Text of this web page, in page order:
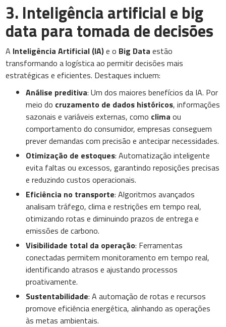
3. Inteligência artificial e big
data para tomada de decisões
A Inteligência Artificial (IA)e o Big Data estão
transformando a logística ao permitir decisões mais
estratégicas e eficientes. Destaques incluem:
Análise preditiva: Um dos maiores benefícios da IA. Por
meio do cruzamento de dados históricos, informações
sazonais e variáveis externas, como clima ou
comportamento do consumidor, empresas conseguem
prever demandas com precisão e antecipar necessidades.
Otimização de estoques: Automatização inteligente
evita faltas ou excessos, garantindo reposições precisas
e reduzindo custos operacionais.
Eficiência no transporte: Algoritmos avançados
analisam tráfego, clima e restrições em tempo real,
otimizando rotas e diminuindo prazos de entrega e
emissões de carbono.
Visibilidade total da operação: Ferramentas
conectadas permitem monitoramento em tempo real,
identificando atrasos e ajustando processos
proativamente.
Sustentabilidade: A automação de rotas e recursos
promove eficiência energética, alinhando as operações
às metas ambientais.